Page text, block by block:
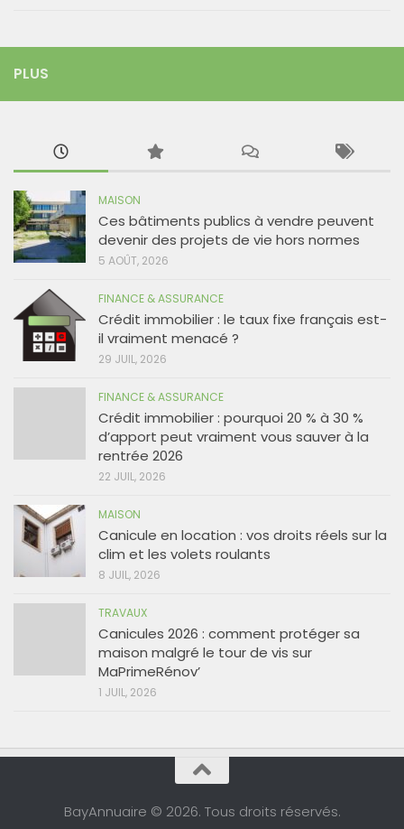
PLUS
MAISON
Ces bâtiments publics à vendre peuvent
devenir des projets de vie hors normes
5 AOÛT, 2026
FINANCE & ASSURANCE
Crédit immobilier : le taux fixe français est-
il vraiment menacé ?
29 JUIL, 2026
FINANCE & ASSURANCE
Crédit immobilier : pourquoi 20 % à 30 %
d’apport peut vraiment vous sauver à la
rentrée 2026
22 JUIL, 2026
MAISON
Canicule en location : vos droits réels sur la
clim et les volets roulants
8 JUIL, 2026
TRAVAUX
Canicules 2026 : comment protéger sa
maison malgré le tour de vis sur
MaPrimeRénov’
1 JUIL, 2026
BayAnnuaire © 2026. Tous droits réservés.